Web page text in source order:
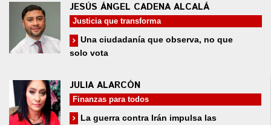
JESÚS ÁNGEL CADENA ALCALÁ
Justicia que transforma
Una ciudadanía que observa, no que
solo vota
JULIA ALARCÓN
Finanzas para todos
La guerra contra Irán impulsa las